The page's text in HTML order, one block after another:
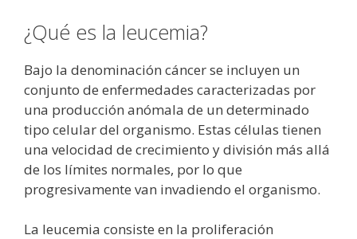
¿Qué es la leucemia?
Bajo la denominación cáncer se incluyen un
conjunto de enfermedades caracterizadas por
una producción anómala de un determinado
tipo celular del organismo. Estas células tienen
una velocidad de crecimiento y división más allá
de los límites normales, por lo que
progresivamente van invadiendo el organismo.
La leucemia consiste en la proliferación